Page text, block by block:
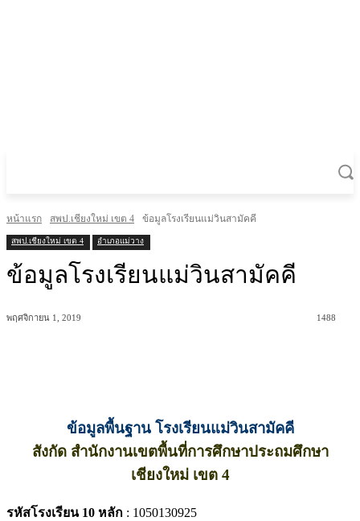
หน้าแรก สพป.เชียงใหม่ เขต 4 ข้อมูลโรงเรียนแม่วินสามัคคี
สพป.เชียงใหม่ เขต 4 อำเภอแม่วาง
ข้อมูลโรงเรียนแม่วินสามัคคี
พฤศจิกายน 1, 2019 1488
ข้อมูลพื้นฐาน โรงเรียนแม่วินสามัคคี
สังกัด สำนักงานเขตพื้นที่การศึกษาประถมศึกษา
เชียงใหม่ เขต 4
รหัสโรงเรียน 10 หลัก : 1050130925